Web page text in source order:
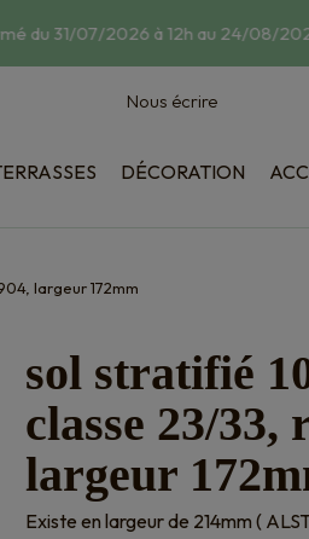
du 31/07/2026 à 12h au 24/08/2026
Nous écrire
Accessoires
DÉCORATION
largeur 172mm
sol stratifié
classe 23/33,
largeur
Existe en largeur de 214mm (